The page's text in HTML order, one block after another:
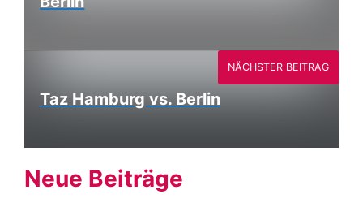
Taz Hamburg vs. Berlin
NÄCHSTER BEITRAG
Neue Beiträge